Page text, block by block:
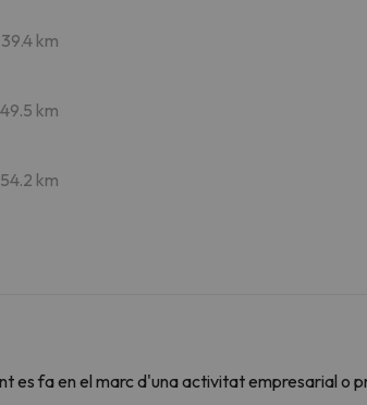
39.4 km
49.5 km
54.2 km
es fa en el marc d'una activitat empresarial o